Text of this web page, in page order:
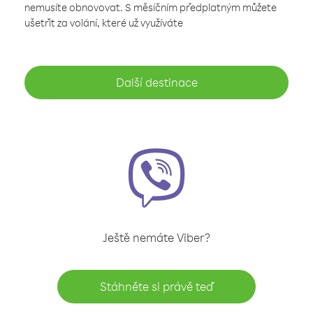
nemusíte obnovovat. S měsíčním předplatným můžete
ušetřit za volání, které už využíváte
Další destinace
Ještě nemáte Viber?
Stáhněte si právě teď